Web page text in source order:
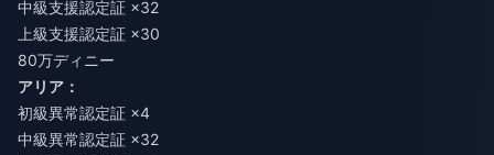
中級支援認定証 ×32
上級支援認定証 ×30
80万ディニー
アリア：
初級異常認定証 ×4
中級異常認定証 ×32